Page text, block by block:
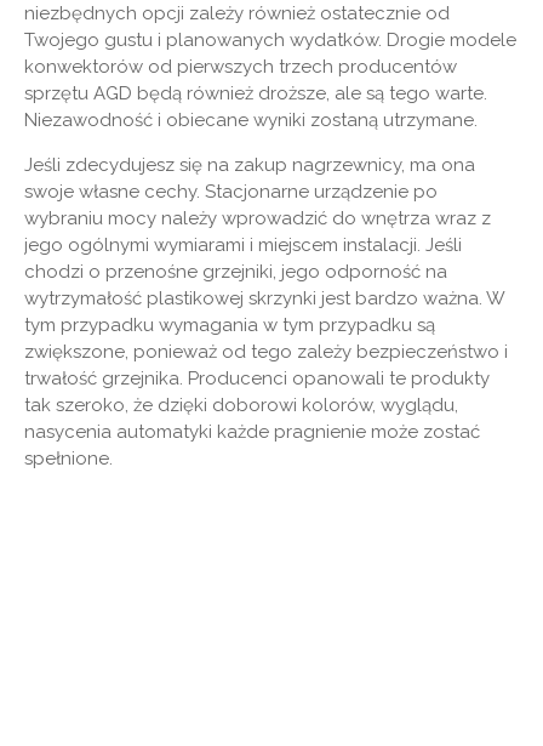
niezbędnych opcji zależy również ostatecznie od
Twojego gustu i planowanych wydatków. Drogie modele
konwektorów od pierwszych trzech producentów
sprzętu AGD będą również droższe, ale są tego warte.
Niezawodność i obiecane wyniki zostaną utrzymane.
Jeśli zdecydujesz się na zakup nagrzewnicy, ma ona
swoje własne cechy. Stacjonarne urządzenie po
wybraniu mocy należy wprowadzić do wnętrza wraz z
jego ogólnymi wymiarami i miejscem instalacji. Jeśli
chodzi o przenośne grzejniki, jego odporność na
wytrzymałość plastikowej skrzynki jest bardzo ważna. W
tym przypadku wymagania w tym przypadku są
zwiększone, ponieważ od tego zależy bezpieczeństwo i
trwałość grzejnika. Producenci opanowali te produkty
tak szeroko, że dzięki doborowi kolorów, wyglądu,
nasycenia automatyki każde pragnienie może zostać
spełnione.